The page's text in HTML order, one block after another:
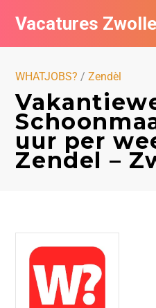
Vacatures Zwolle
WHATJOBS? /Zendèl
uur per
Zendel –
Vacatures per bedrijf
Nieuwsbrief feed